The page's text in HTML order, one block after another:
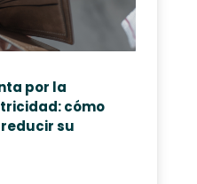
por la
cómo
su